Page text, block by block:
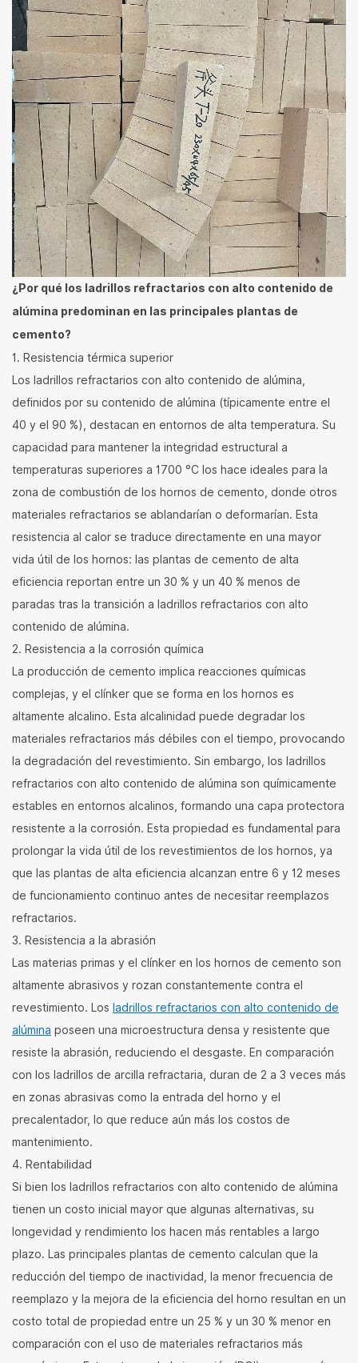
¿Por qué los ladrillos refractarios con alto contenido de
alúmina predominan en las principales plantas de
cemento?
1. Resistencia térmica superior
Los ladrillos refractarios con alto contenido de alúmina,
definidos por su contenido de alúmina (típicamente entre el
40 y el 90 %), destacan en entornos de alta temperatura. Su
capacidad para mantener la integridad estructural a
temperaturas superiores a 1700 °C los hace ideales para la
zona de combustión de los hornos de cemento, donde otros
materiales refractarios se ablandarían o deformarían. Esta
resistencia al calor se traduce directamente en una mayor
vida útil de los hornos: las plantas de cemento de alta
eficiencia reportan entre un 30 % y un 40 % menos de
paradas tras la transición a ladrillos refractarios con alto
contenido de alúmina.
2. Resistencia a la corrosión química
La producción de cemento implica reacciones químicas
complejas, y el clínker que se forma en los hornos es
altamente alcalino. Esta alcalinidad puede degradar los
materiales refractarios más débiles con el tiempo, provocando
la degradación del revestimiento. Sin embargo, los ladrillos
refractarios con alto contenido de alúmina son químicamente
estables en entornos alcalinos, formando una capa protectora
resistente a la corrosión. Esta propiedad es fundamental para
prolongar la vida útil de los revestimientos de los hornos, ya
que las plantas de alta eficiencia alcanzan entre 6 y 12 meses
de funcionamiento continuo antes de necesitar reemplazos
refractarios.
3. Resistencia a la abrasión
Las materias primas y el clínker en los hornos de cemento son
altamente abrasivos y rozan constantemente contra el
revestimiento. Los ladrillos refractarios con alto contenido de
alúmina poseen una microestructura densa y resistente que
resiste la abrasión, reduciendo el desgaste. En comparación
con los ladrillos de arcilla refractaria, duran de 2 a 3 veces más
en zonas abrasivas como la entrada del horno y el
precalentador, lo que reduce aún más los costos de
mantenimiento.
4. Rentabilidad
Si bien los ladrillos refractarios con alto contenido de alúmina
tienen un costo inicial mayor que algunas alternativas, su
longevidad y rendimiento los hacen más rentables a largo
plazo. Las principales plantas de cemento calculan que la
reducción del tiempo de inactividad, la menor frecuencia de
reemplazo y la mejora de la eficiencia del horno resultan en un
costo total de propiedad entre un 25 % y un 30 % menor en
comparación con el uso de materiales refractarios más